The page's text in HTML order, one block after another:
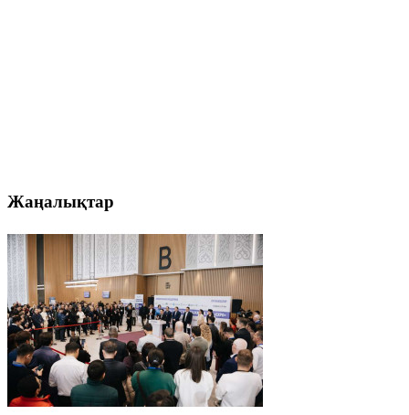
Жаңалықтар